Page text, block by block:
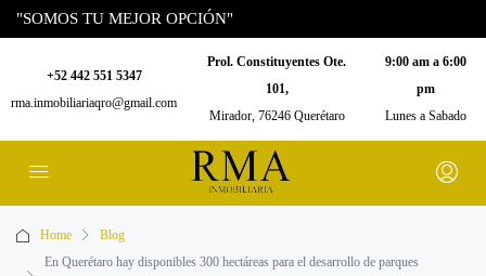
"SOMOS TU MEJOR OPCIÓN"
+52 442 551 5347
rma.inmobiliariaqro@gmail.com
Prol. Constituyentes Ote.
101,
Mirador, 76246 Querétaro
9:00 am a 6:00
pm
Lunes a Sabado
Home
Blog
En Querétaro hay disponibles 300 hectáreas para el desarrollo de parques